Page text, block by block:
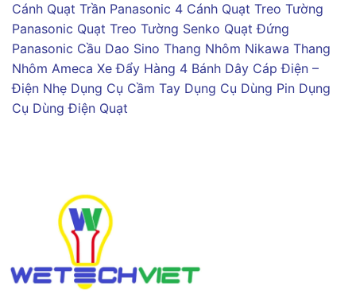
Cánh Quạt Trần Panasonic 4 Cánh Quạt Treo Tường
Panasonic Quạt Treo Tường Senko Quạt Đứng
Panasonic Cầu Dao Sino Thang Nhôm Nikawa Thang
Nhôm Ameca Xe Đẩy Hàng 4 Bánh Dây Cáp Điện –
Điện Nhẹ Dụng Cụ Cầm Tay Dụng Cụ Dùng Pin Dụng
Cụ Dùng Điện Quạt